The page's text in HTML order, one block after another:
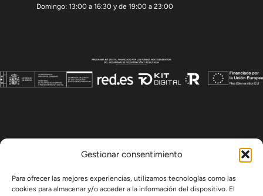
Gestionar consentimiento
Para ofrecer las mejores experiencias, utilizamos tecnologías como las
cookies para almacenar y/o acceder a la información del dispositivo. El
Domingo: 13:00 a 16:30 y de 19:00 a 23:00